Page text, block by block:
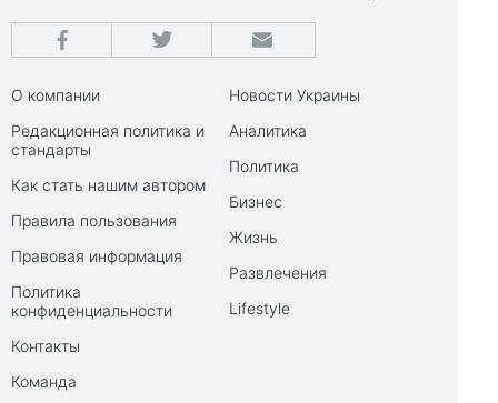
О компании
Редакционная политика и
стандарты
Как стать нашим автором
Правила пользования
Правовая информация
Политика
конфиденциальности
Контакты
Команда
Новости Украины
Аналитика
Политика
Бизнес
Жизнь
Развлечения
Lifestyle